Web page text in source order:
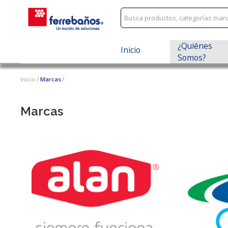
Inicio
¿Quiénes
Somos?
Inicio Marcas
Marcas